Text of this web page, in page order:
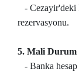
- Cezayir'deki
rezervasyonu.
5. Mali Durum
- Banka